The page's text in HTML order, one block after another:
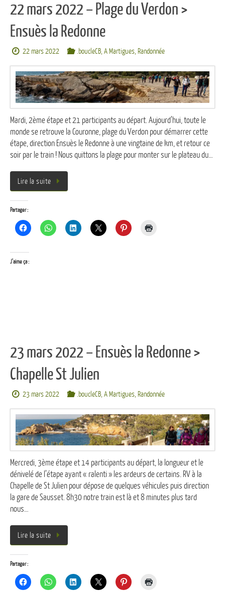
22 mars 2022 – Plage du Verdon >
Ensuès la Redonne
22 mars 2022 .boucleCB, A Martigues, Randonnée
Mardi, 2ème étape et 21 participants au départ. Aujourd’hui, toute le
monde se retrouve la Couronne, plage du Verdon pour démarrer cette
étape, direction Ensuès le Redonne à une vingtaine de km, et retour ce
soir par le train ! Nous quittons la plage pour monter sur le plateau du…
Lire la suite
Partager :
J’aime ça :
23 mars 2022 – Ensuès la Redonne >
Chapelle St Julien
23 mars 2022 .boucleCB, A Martigues, Randonnée
Mercredi, 3ème étape et 14 participants au départ, la longueur et le
dénivelé de l’étape ayant « ralenti » les ardeurs de certains. RV à la
Chapelle de St Julien pour dépose de quelques véhicules puis direction
la gare de Sausset. 8h30 notre train est là et 8 minutes plus tard
nous…
Lire la suite
Partager :